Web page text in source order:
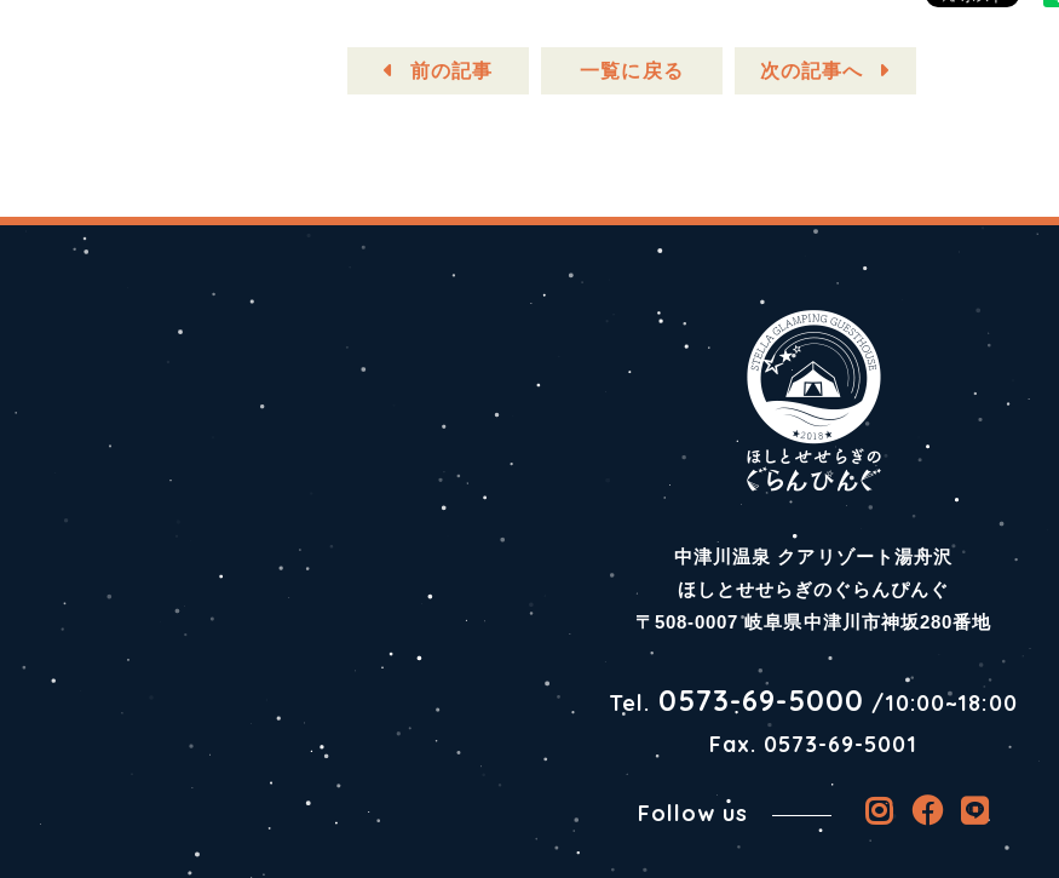
前の記事 一覧に戻る 次の記事へ
中津川温泉 クアリゾート湯舟沢
ほしとせせらぎのぐらんぴんぐ
〒508-0007 岐阜県中津川市神坂280番地
Tel. 0573-69-5000 /10:00~18:00
Fax. 0573-69-5001
Follow us